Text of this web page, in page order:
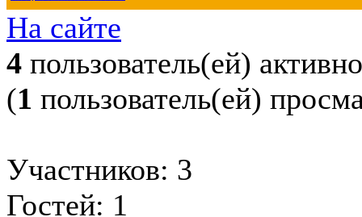
На сайте
4 пользователь(ей) активно
(1 пользователь(ей)
Участников: 3
Гостей: 1